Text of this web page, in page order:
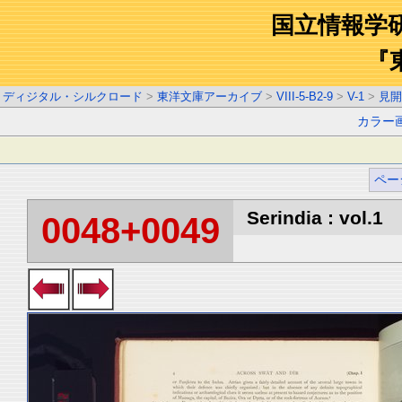
国立情報学
『
ディジタル・シルクロード > 東洋文庫アーカイブ > VIII-5-B2-9 > V-1 > 見
カラー
ペー
0048+0049 Serindia : vol.1